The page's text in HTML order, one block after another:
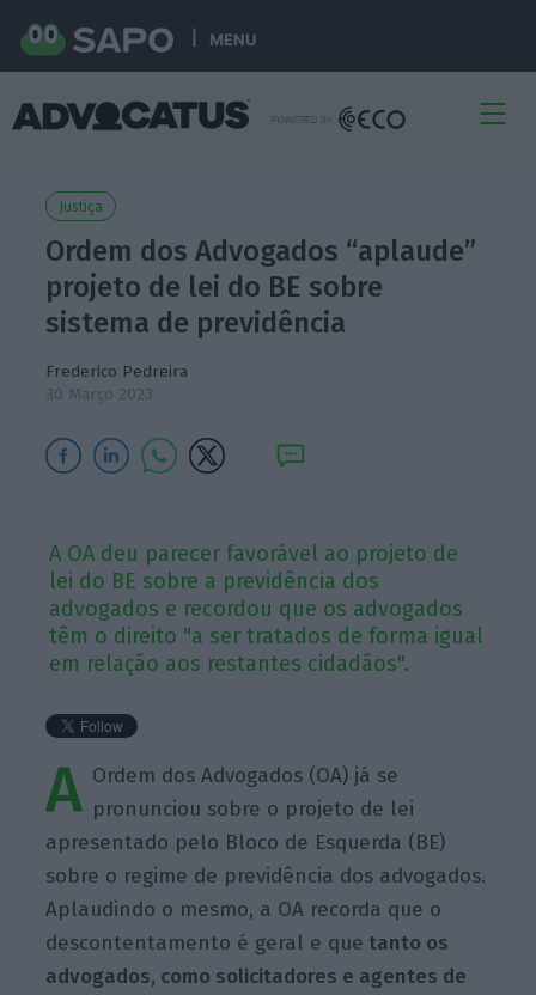
MENU
Justiça
Ordem dos Advogados “aplaude”
projeto de lei do BE sobre
sistema de previdência
Frederico Pedreira
30 Março 2023
A OA deu parecer favorável ao projeto de
lei do BE sobre a previdência dos
advogados e recordou que os advogados
têm o direito "a ser tratados de forma igual
em relação aos restantes cidadãos".
A Ordem dos Advogados (OA) já se
pronunciou sobre o projeto de lei
apresentado pelo Bloco de Esquerda (BE)
sobre o regime de previdência dos advogados.
Aplaudindo o mesmo, a OA recorda que o
descontentamento é geral e que tanto os
advogados, como solicitadores e agentes de